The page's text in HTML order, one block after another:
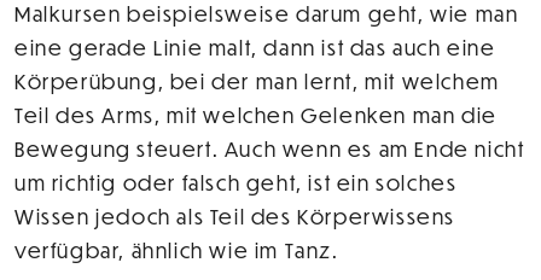
Malkursen beispielsweise darum geht, wie man
eine gerade Linie malt, dann ist das auch eine
Körperübung, bei der man lernt, mit welchem
Teil des Arms, mit welchen Gelenken man die
Bewegung steuert. Auch wenn es am Ende nicht
um richtig oder falsch geht, ist ein solches
Wissen jedoch als Teil des Körperwissens
verfügbar, ähnlich wie im Tanz.